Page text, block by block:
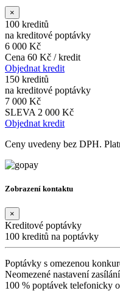
×
100 kreditů
na kreditové poptávky
6 000 Kč
Cena 60 Kč / kredit
Objednat kredit
150 kreditů
na kreditové poptávky
7 000 Kč
SLEVA 2 000 Kč
Objednat kredit
Ceny uvedeny bez DPH.
Zobrazení kontaktu
×
Kreditové poptávky
100 kreditů na poptávky
Poptávky s omezenou
Neomezené nastavení zasílání
100 % poptávek telefonicky